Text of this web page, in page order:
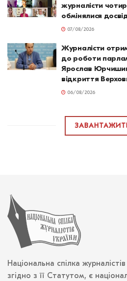
журналісти
обмінялися
07/08/2026
Журналісти
до роботи
Ярослав
відкриття
06/08/2026
Національна спілка
згідно з її Статутом, є